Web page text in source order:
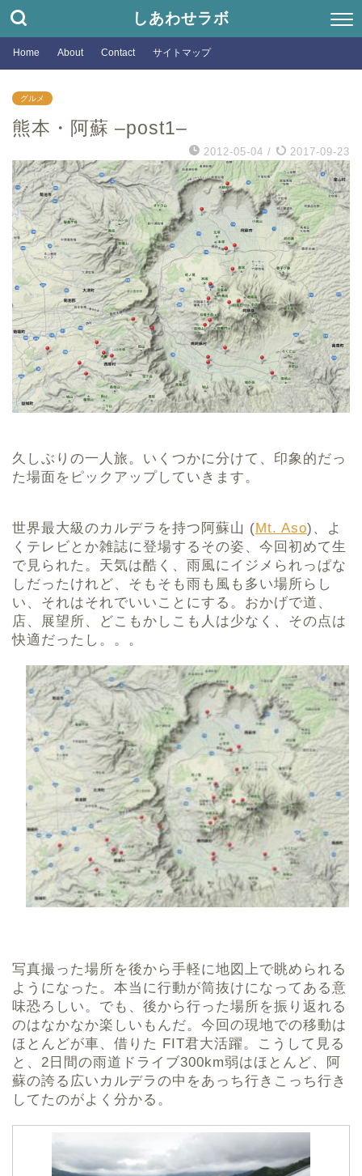
しあわせラボ
Home About Contact サイトマップ
グルメ
熊本・阿蘇 –post1–
2012-05-04 / 2017-09-23
久しぶりの一人旅。いくつかに分けて、印象的だっ
た場面をピックアップしていきます。
世界最大級のカルデラを持つ阿蘇山 (Mt. Aso)、よ
くテレビとか雑誌に登場するその姿、今回初めて生
で見られた。天気は酷く、雨風にイジメられっぱな
しだったけれど、そもそも雨も風も多い場所らし
い、それはそれでいいことにする。おかげで道、
店、展望所、どこもかしこも人は少なく、その点は
快適だったし。。。
写真撮った場所を後から手軽に地図上で眺められる
ようになった。本当に行動が筒抜けになってある意
味恐ろしい。でも、後から行った場所を振り返れる
のはなかなか楽しいもんだ。今回の現地での移動は
ほとんどが車、借りた FIT君大活躍。こうして見る
と、2日間の雨道ドライブ300km弱はほとんど、阿
蘇の誇る広いカルデラの中をあっち行きこっち行き
してたのがよく分かる。